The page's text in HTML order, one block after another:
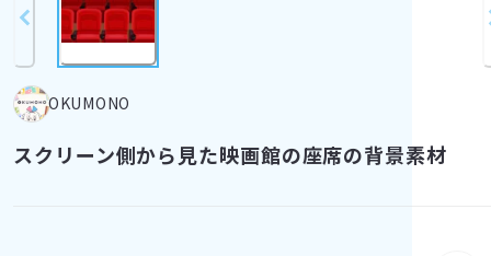
OKUMONO
スクリーン側から見た映画館の座席の背景素材